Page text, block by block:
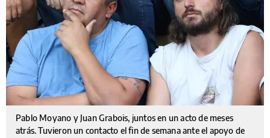
Pablo Moyano y Juan Grabois, juntos en un acto de meses
atrás. Tuvieron un contacto el fin de semana ante el apoyo de